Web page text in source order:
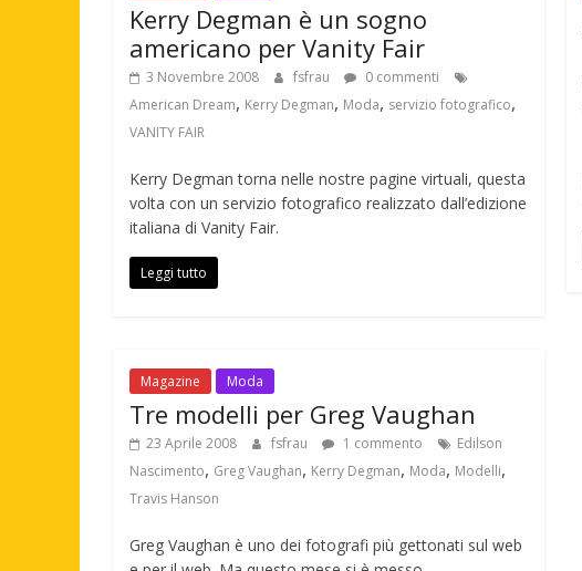
Kerry Degman è un sogno
americano per Vanity Fair
3 Novembre 2008 fsfrau
0 commenti
American Dream, Kerry Degman, Moda, servizio fotografico,
VANITY FAIR
Kerry Degman torna nelle nostre pagine virtuali, questa
volta con un servizio fotografico realizzato dall’edizione
italiana di Vanity Fair.
Leggi tutto
Magazine Moda
Tre modelli per Greg Vaughan
23 Aprile 2008 fsfrau 1 commento
Edilson
Nascimento, Greg Vaughan, Kerry Degman, Moda, Modelli,
Travis Hanson
Greg Vaughan è uno dei fotografi più gettonati sul web